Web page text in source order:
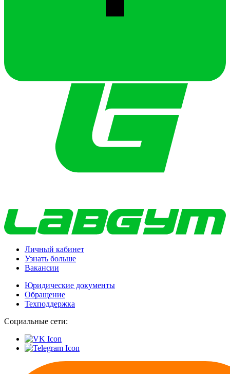
Личный кабинет
Узнать больше
Вакансии
Юридические документы
Обращение
Техподдержка
Социальные сети: